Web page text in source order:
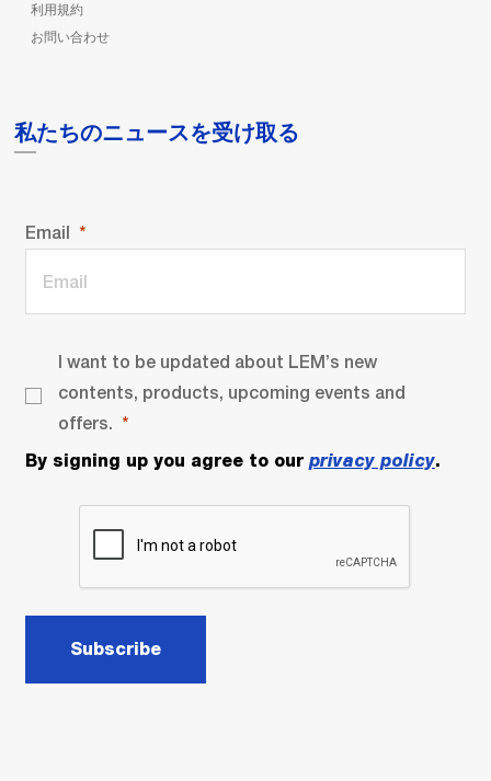
利用規約
お問い合わせ
私たちのニュースを受け取る
Email
I want to be updated about LEM’s new
contents, products, upcoming events and
offers.
By signing up you agree to our privacy policy.
Subscribe